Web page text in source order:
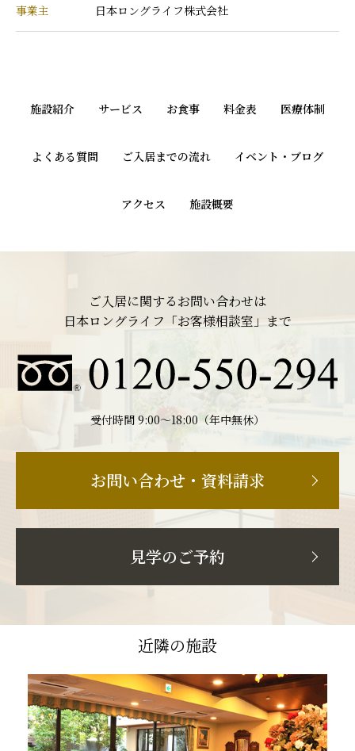
事業主 日本ロングライフ株式会社
施設紹介 サービス お食事 料金表 医療体制
よくある質問 ご入居までの流れ イベント・ブログ
アクセス 施設概要
ご入居に関するお問い合わせは
日本ロングライフ「お客様相談室」まで
受付時間 9:00〜18:00（年中無休）
お問い合わせ・資料請求
見学のご予約
近隣の施設